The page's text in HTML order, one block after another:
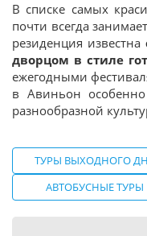
В списке самых
почти всегда
резиденция известна
дворцом в стиле
ежегодными
в Авиньон
разнообразной
ТУРЫ ВЫХОДНОГО
АВТОБУСНЫЕ ТУРЫ